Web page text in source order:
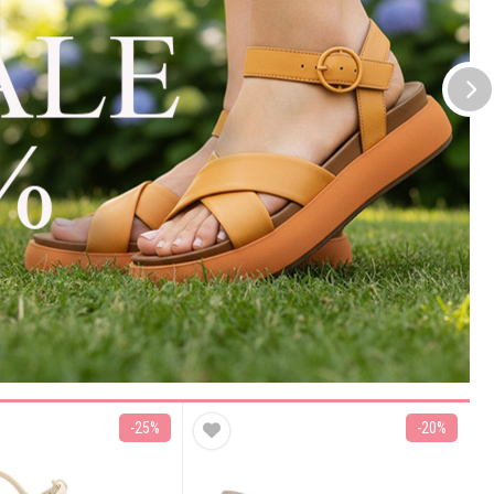
-25% -20%